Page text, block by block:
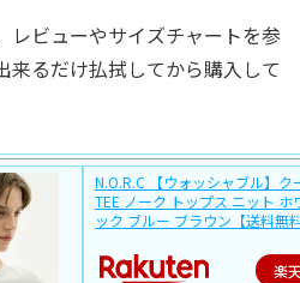
レビューやサイズチャートを参
来るだけ払拭してから購入して
N.O.R.C 【ウォッシャブル】ク
TEE ノーク トップス ニット ホ
ック ブルー ブラウン【送料無
楽